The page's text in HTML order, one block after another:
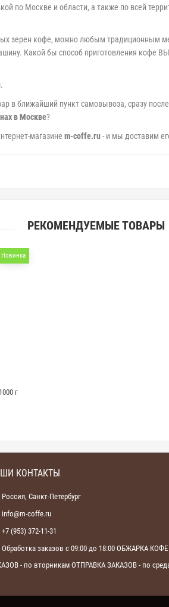
по Москве и области, а также по всей
зерен кофе, можно любым традиционным
Какой бы способ приготовления кофе
.
в ближайший пункт самовывоза, сразу
в Москве?
магазине m-coffe.ru- и мы доставим
РЕКОМЕНДУЕМЫЕ ТОВАРЫ
Новинка
г
КОНТАКТЫ
Россия, Санкт-Петербург
info@m-coffe.ru
+7 (953) 372-11-31
Обработка заказов с 09:00 до 18:00 ОБЖАРКА
- по вторникам ОТПРАВКА ЗАКАЗОВ - по